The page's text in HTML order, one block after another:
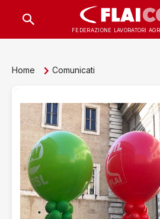
FEDERAZIONE LAVORATORI
Home Comunicati